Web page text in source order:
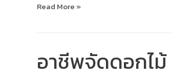
Read More »
อาชีพจัดดอกไ
จัด
ดอกไม้